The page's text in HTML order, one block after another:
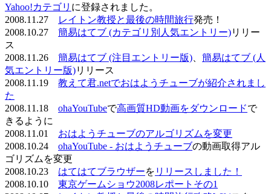
Yahoo!カテゴリ に登録されました。
2008.11.27
レイトン教授と最後の時間旅行発売！
2008.10.27 簡易はてブ (カテゴリ別人気エントリー)リリー
ス
2008.11.26 簡易はてブ (注目エントリー版)
簡易はてブ (人
気エントリー版)リリース
2008.11.19 教えて君.netでおはようチューブが紹介されまし
た
2008.11.18 ohaYouTubeで高画質HD動画をダウンロードで
きるように
2008.11.01 おはようチューブのアルゴリズムを変更
2008.10.24 ohaYouTube - おはようチューブの動画取得アル
ゴリズムを変更
2008.10.23 はてはてブラウザーを リリースしました！
2008.10.10 東京ゲームショウ2008レポートその1